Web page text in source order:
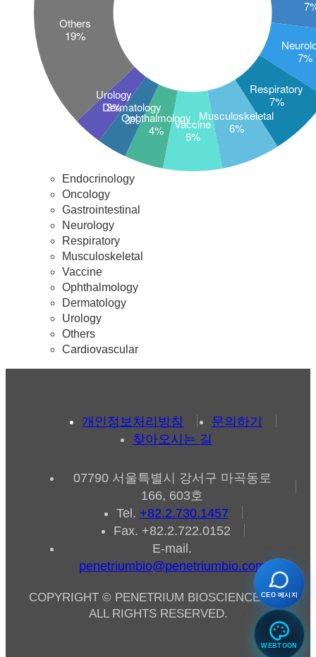
CEO 메시지
WEBTOON
Endocrinology
Oncology
Gastrointestinal
Neurology
Respiratory
Musculoskeletal
Vaccine
Ophthalmology
Dermatology
Urology
Others
Cardiovascular
개인정보처리방침
문의하기
찾아오시는 길
07790 서울특별시 강서구 마곡동로
166, 603호
Tel. +82.2.730.1457
Fax. +82.2.722.0152
E-mail.
penetriumbio@penetriumbio.com
COPYRIGHT © PENETRIUM BIOSCIENCE INC,
ALL RIGHTS RESERVED.